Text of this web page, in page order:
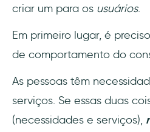
criar um para os usuários.
Em primeiro lugar, é
de comportamento do
As pessoas têm
serviços. Se essas duas
(necessidades e serviços),